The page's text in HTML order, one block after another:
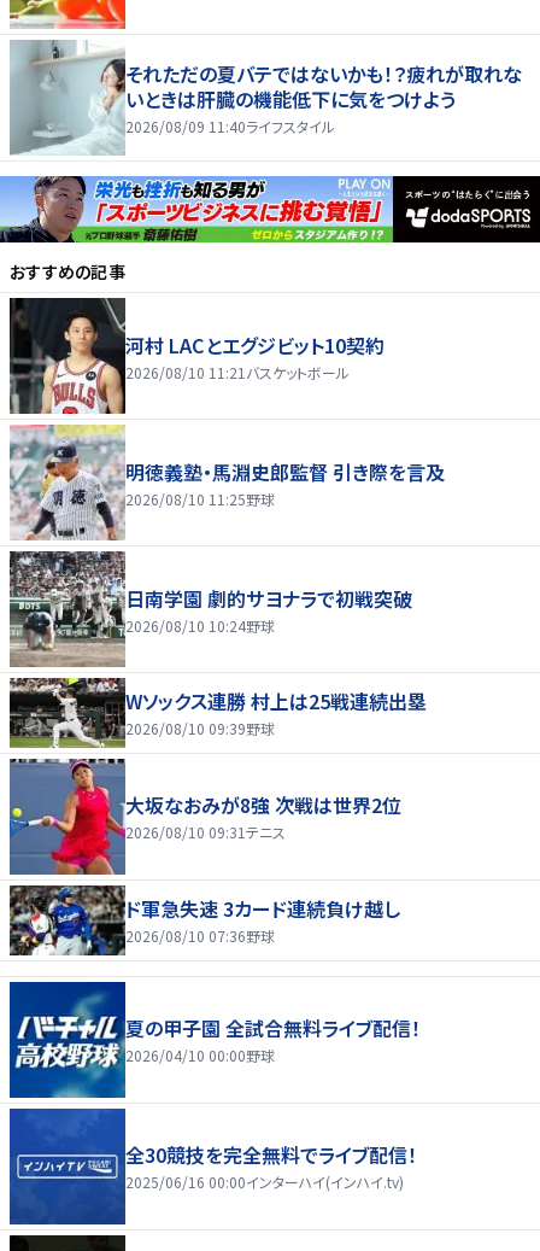
それただの夏バテではないかも！？疲れが取れな
いときは肝臓の機能低下に気をつけよう
2026/08/09 11:40ライフスタイル
おすすめの記事
河村 LACとエグジビット10契約
2026/08/10 11:21 バスケットボール
明徳義塾・馬淵史郎監督 引き際を言及
2026/08/10 11:25野球
日南学園 劇的サヨナラで初戦突破
2026/08/10 10:24野球
Wソックス連勝 村上は25戦連続出塁
2026/08/10 09:39野球
大坂なおみが8強 次戦は世界2位
2026/08/10 09:31テニス
ド軍急失速 3カード連続負け越し
2026/08/10 07:36野球
夏の甲子園 全試合無料ライブ配信！
2026/04/10 00:00野球
全30競技を完全無料でライブ配信！
2025/06/16 00:00インターハイ(インハイ.tv)